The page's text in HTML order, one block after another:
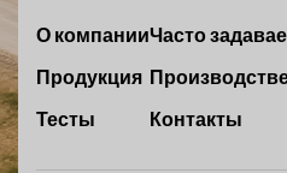
О компании
Продукция
Тесты
Часто
Контакты